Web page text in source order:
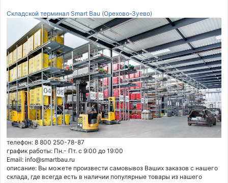
Складской терминал Smart Bau (Орехово-Зуево)
телефон: 8 800 250-78-87
график работы: Пн.- Пт. с 9:00 до 19:00
Email: info@smartbau.ru
описание: Вы можете произвести самовывоз Ваших заказов с нашего
склада, где всегда есть в наличии популярные товары из нашего